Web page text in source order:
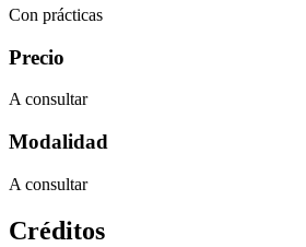
Con prácticas
Precio
A consultar
Modalidad
A consultar
Créditos